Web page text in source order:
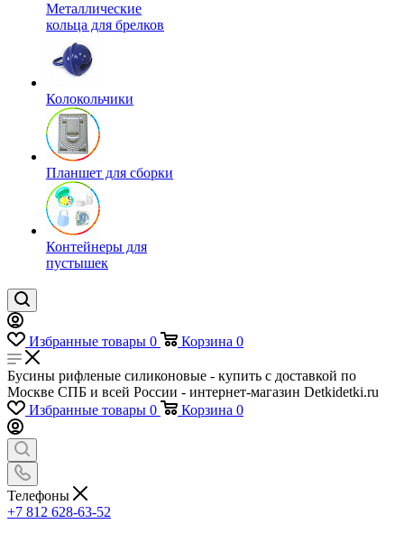
Металлические
кольца для брелков
Колокольчики
Планшет для сборки
Контейнеры для
пустышек
Избранные товары 0 Корзина 0
Бусины рифленые силиконовые - купить с доставкой по
Москве СПБ и всей России - интернет-магазин Detkidetki.ru
Избранные товары 0 Корзина 0
Телефоны
+7 812 628-63-52